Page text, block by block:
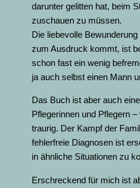
darunter gelitten hat, beim
zuschauen zu müssen.
Die liebevolle
zum Ausdruck kommt, ist
schon fast ein wenig
ja auch selbst einen Mann
Das Buch ist aber auch
Pflegerinnen und Pflegern
traurig. Der Kampf der
fehlerfreie Diagnosen ist
in ähnliche Situationen zu
Erschreckend für mich ist